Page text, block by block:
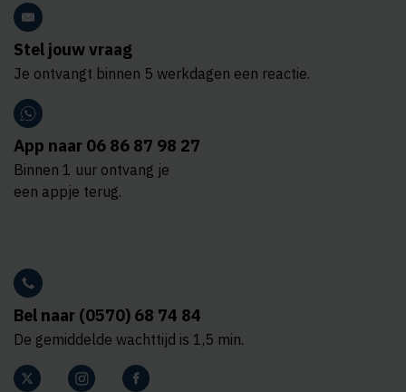
Stel jouw vraag
Je ontvangt binnen 5 werkdagen een reactie.
App naar 06 86 87 98 27
Binnen 1 uur ontvang je
een appje terug.
Bel naar (0570) 68 74 84
De gemiddelde wachttijd is 1,5 min.